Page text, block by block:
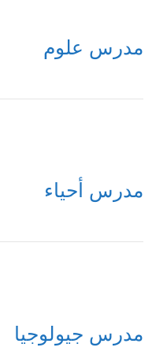
مدرس علوم
مدرس أحياء
مدرس جيولوجيا